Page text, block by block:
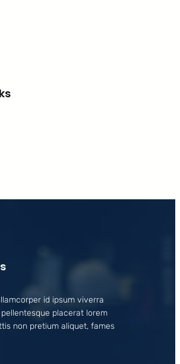
id ipsum viverra
placerat lorem
non pretium aliquet, fames